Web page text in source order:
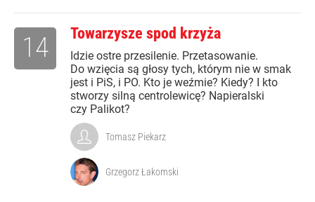
Towarzysze spod krzyża
Idzie ostre przesilenie. Przetasowanie.
Do wzięcia są głosy tych, którym nie w smak
jest i PiS, i PO. Kto je weźmie? Kiedy? I kto
stworzy silną centrolewicę? Napieralski
czy Palikot?
14
Tomasz Piekarz
Grzegorz Łakomski